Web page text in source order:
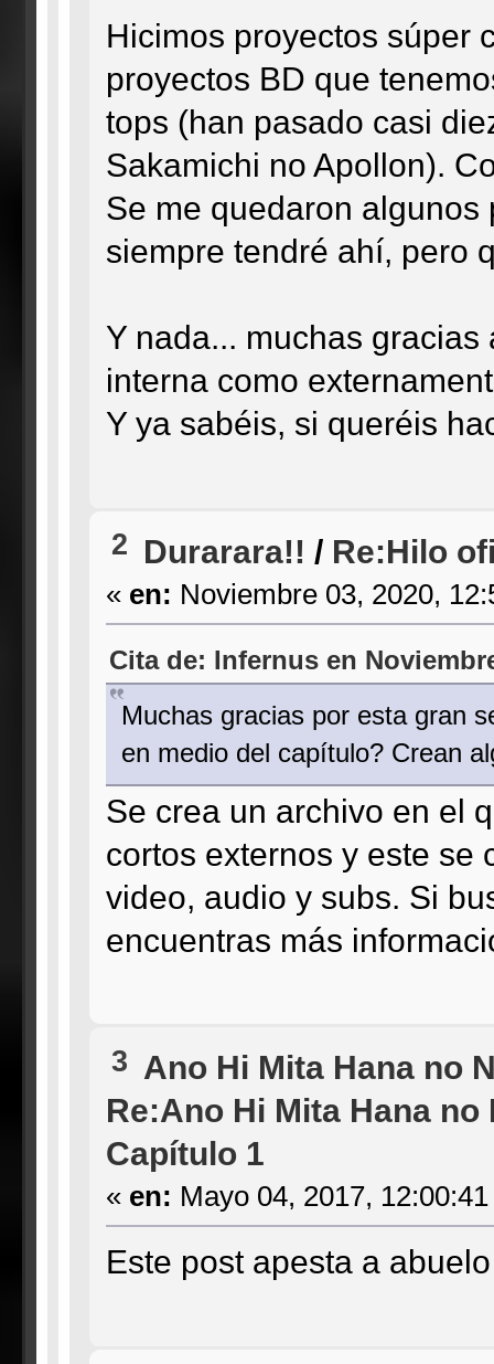
Hicimos proyectos súper
proyectos BD que
tops (han pasado casi
Sakamichi no Apollon).
Se me quedaron
siempre tendré ahí, pero
Y nada... muchas
interna como
Y ya sabéis, si queréis
2 Durarara!! / Re:Hilo
« en: Noviembre 03, 2020,
Cita de: Infernus en
Muchas gracias por esta gran
en medio del capítulo? Crean
Se crea un archivo en el
cortos externos y este se
video, audio y subs. Si
encuentras más
3 Ano Hi Mita Hana no
Re:Ano Hi Mita Hana
Capítulo 1
« en: Mayo 04, 2017,
Este post apesta a